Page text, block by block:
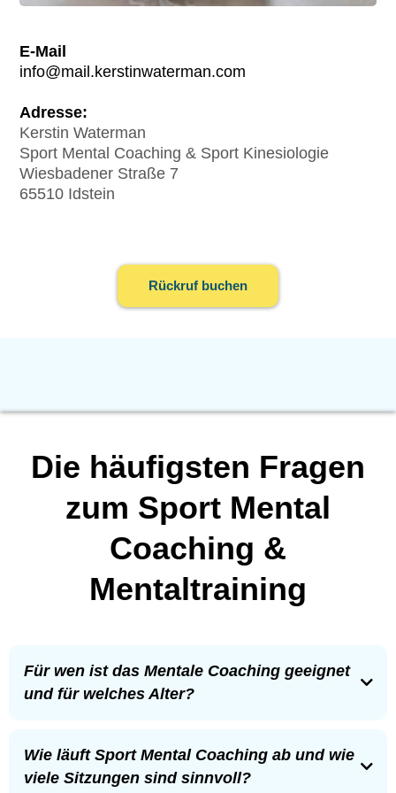
E-Mail
info@mail.kerstinwaterman.com
Adresse:
Kerstin Waterman
Sport Mental Coaching & Sport Kinesiologie
Wiesbadener Straße 7
65510 Idstein
Rückruf buchen
Die häufigsten Fragen
zum Sport Mental
Coaching &
Mentaltraining
Für wen ist das Mentale Coaching geeignet
und für welches Alter?
unter Leistungsdruck stehen,
ihr Können nicht abrufen können,
Wie läuft Sport Mental Coaching ab und wie
viele Sitzungen sind sinnvoll?